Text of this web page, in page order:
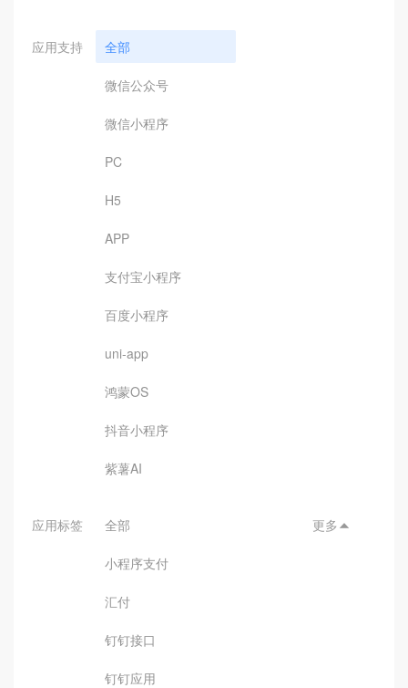
应用支持 全部
微信公众号
微信小程序
PC
H5
APP
支付宝小程序
百度小程序
uni-app
鸿蒙OS
抖音小程序
紫薯AI
应用标签 全部
小程序支付
汇付
钉钉接口
钉钉应用
更多 